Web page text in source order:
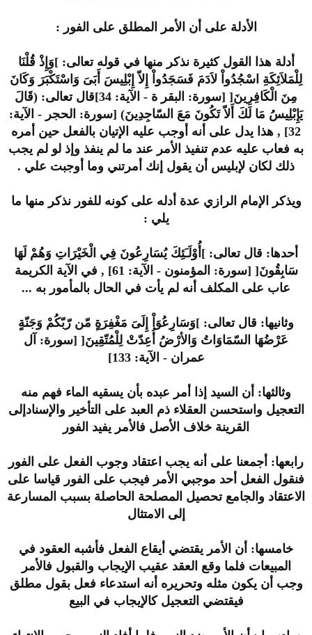
الأدلة على أن الأمر المطلق على الفور :
أدلة هذا القول كثيرة نذكر منها في قوله تعالى: ]وَإِذْ قُلْنَا
لِلْمَلاَئِكَةِ اسْجُدُواْ لاَدَمَ فَسَجَدُواْ إِلاّ إِبْلِيسَ أَبَىَ وَاسْتَكْبَرَ وَكَانَ
مِنَ الْكَافِرِينَ[ [سورة: البقر ة - الآية: 34]قال تعالى: (قَالَ
يَإِبْلِيسُ مَا لَكَ أَلاّ تَكُونَ مَعَ السّاجِدِينَ) [سورة: الحجر - الآية:
32] , هذا يدل على أنه أوجب عليه الإتيان بالفعل حين أمره
به فعاب عليه عدم تنفيذ الأمر عند ما لم ينفذ وإذ لو لم يجب
ذلك لكان لإبليس أن يقول إنك أمرتني وما أوجبت علي .
ويذكر الإمام الرازي عدة أدله على كونه للفور نذكر منها ما
يلي :
أحدها: قال تعالى: ]أُوْلَـَئِكَ يُسَارِعُونَ فِي الْخَيْرَاتِ وَهُمْ لَهَا
سَابِقُونَ[ [سورة: المؤمنون - الآية: 61] , في الآية الكريمة
عاب على المكلف أنه لم يأت في الحال بالمأمور به ...
وثانيها: قال تعالى: ]وَسَارِعُوَاْ إِلَىَ مَغْفِرَةٍ مّن رّبّكُمْ وَجَنّةٍ
عَرْضُهَا السّمَاوَاتُ وَالأرْضُ أُعِدّتْ لِلْمُتّقِينَ[ [سورة: آل
عمران - الآية: 133]
وثالثها: أن السيد إذا أمر عبده بأن يسقيه الماء فهم منه
التعجيل واستحسن العقلاء ذم العبد على التأخير والإسنادإلى
القرينة خلاف الأصل فالأمر يفيد الفور
رابعها: أجمعنا على أنه يجب اعتقاد وجوب الفعل على الفور
فنقول الفعل أحد موجبي الأمر فيجب على الفور قياسا على
الاعتقاد والجامع تحصيل المصلحة الحاصلة بسبب المسارعة
إلى الامتثال
خامسها: أن الأمر يقتضي أيقاع الفعل فأشبه العقود في
المبيعات فلما وقع العقد عقيب الإيجاب والقبول فالأمر
وجب أن يكون مثله وتحريره أنه استدعاء فعل بقول مطلق
فيقتضي التعجيل كالإيجاب في البيع